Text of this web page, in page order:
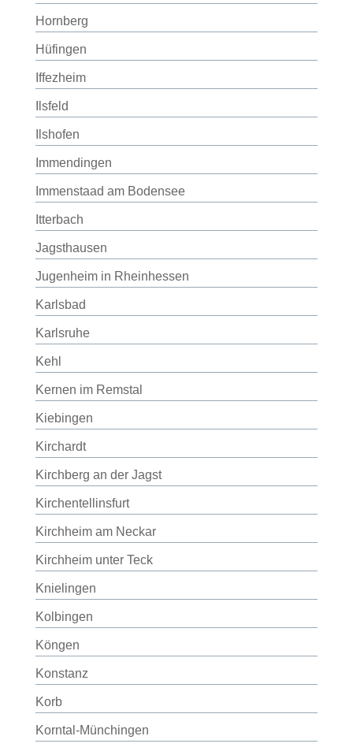
Hornberg
Hüfingen
Iffezheim
Ilsfeld
Ilshofen
Immendingen
Immenstaad am Bodensee
Itterbach
Jagsthausen
Jugenheim in Rheinhessen
Karlsbad
Karlsruhe
Kehl
Kernen im Remstal
Kiebingen
Kirchardt
Kirchberg an der Jagst
Kirchentellinsfurt
Kirchheim am Neckar
Kirchheim unter Teck
Knielingen
Kolbingen
Köngen
Konstanz
Korb
Korntal-Münchingen